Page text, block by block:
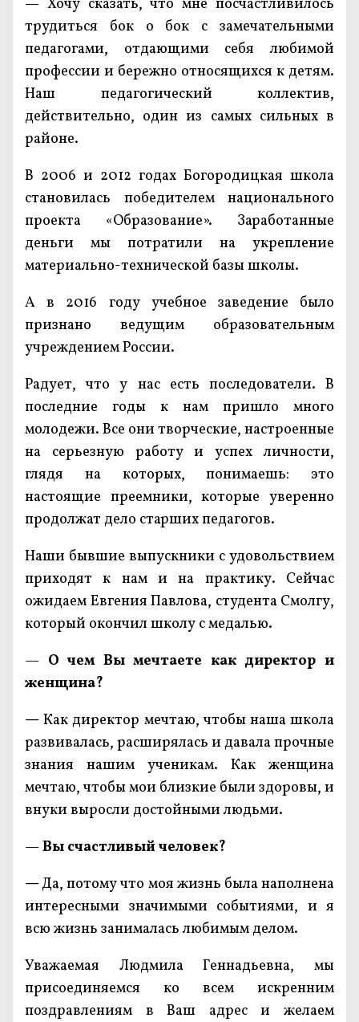
— Хочу сказать, что мне посчастливилось
трудиться бок о бок с замечательными
педагогами, отдающими себя любимой
профессии и бережно относящихся к детям.
Наш педагогический коллектив,
действительно, один из самых сильных в
районе.
В 2006 и 2012 годах Богородицкая школа
становилась победителем национального
проекта «Образование». Заработанные
деньги мы потратили на укрепление
материально-технической базы школы.
А в 2016 году учебное заведение было
признано ведущим образовательным
учреждением России.
Радует, что у нас есть последователи. В
последние годы к нам пришло много
молодежи. Все они творческие, настроенные
на серьезную работу и успех личности,
глядя на которых, понимаешь: это
настоящие преемники, которые уверенно
продолжат дело старших педагогов.
Наши бывшие выпускники с удовольствием
приходят к нам и на практику. Сейчас
ожидаем Евгения Павлова, студента Смолгу,
который окончил школу с медалью.
— О чем Вы мечтаете как директор и
женщина?
— Как директор мечтаю, чтобы наша школа
развивалась, расширялась и давала прочные
знания нашим ученикам. Как женщина
мечтаю, чтобы мои близкие были здоровы, и
внуки выросли достойными людьми.
—Вы счастливый человек?
—Да, потому что моя жизнь была наполнена
интересными значимыми событиями, и я
всю жизнь занималась любимым делом.
Уважаемая Людмила Геннадьевна, мы
присоединяемся ко всем искренним
поздравлениям в Ваш адрес и желаем